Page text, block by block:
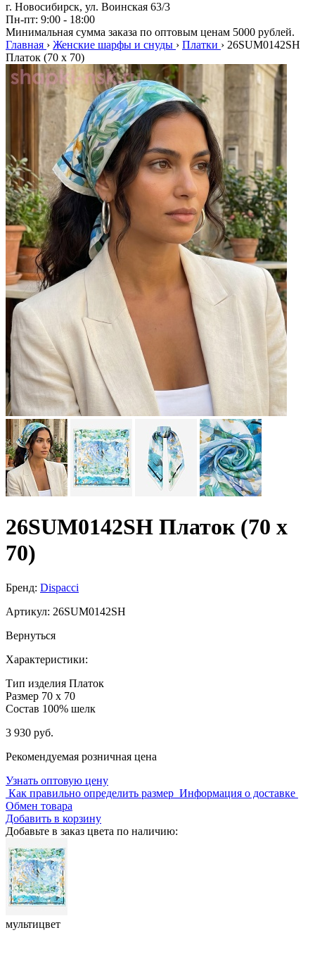
г. Новосибирск, ул. Воинская 63/3
Пн-пт: 9:00 - 18:00
Минимальная сумма заказа по оптовым ценам 5000 рублей.
Главная › Женские шарфы и снуды › Платки › 26SUM0142SH
Платок (70 x 70)
26SUM0142SH Платок (70 x
70)
Бренд: Dispacci
Артикул: 26SUM0142SH
Вернуться
Характеристики:
Тип изделия Платок
Размер 70 x 70
Состав 100% шелк
3 930 руб.
Рекомендуемая розничная цена
Узнать оптовую цену
Как правильно определить размер Информация о доставке
Обмен товара
Добавить в корзину
Добавьте в заказ цвета по наличию:
мультицвет